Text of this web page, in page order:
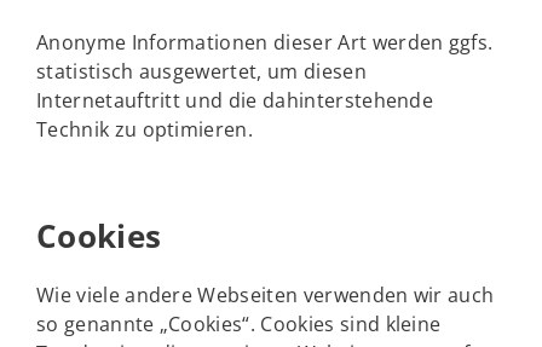
Anonyme Informationen dieser Art werden ggfs.
statistisch ausgewertet, um diesen
Internetauftritt und die dahinterstehende
Technik zu optimieren.
Cookies
Wie viele andere Webseiten verwenden wir auch
so genannte „Cookies“. Cookies sind kleine